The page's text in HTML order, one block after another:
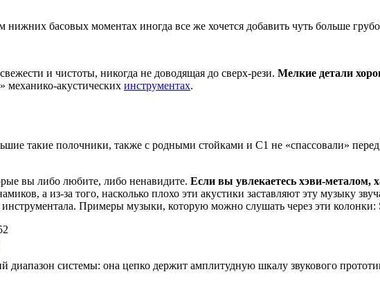
басовых моментах иногда все же хочется добавить чуть больше
и чистоты, никогда не доводящая до сверх-рези. Мелкие детали
механико-акустических инструментах.
такие полочники, также с родными стойками и С1 не «спассовали»
вы либо любите, либо ненавидите. Если вы увлекаетесь хэви-
а из-за того, насколько плохо эти акустики заставляют эту музыку
Примеры музыки, которую можно слушать через эти колонки:
диапазон системы: она цепко держит амплитудную шкалу звукового